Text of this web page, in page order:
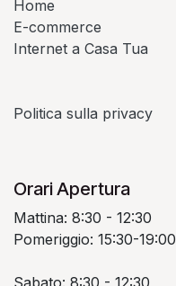
Home
E-commerce
Internet a Casa Tua
Politica sulla privacy
Orari Apertura
Mattina: 8:30 - 12:30
Pomeriggio: 15:30-19:00